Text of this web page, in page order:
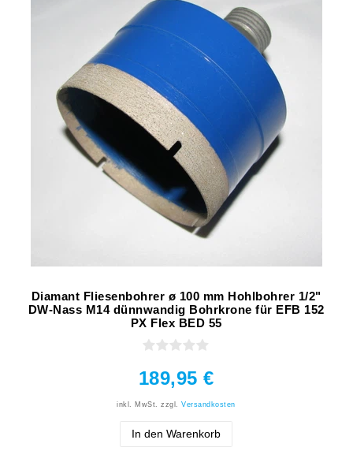
Diamant Fliesenbohrer ø 100 mm Hohlbohrer 1/2"
DW-Nass M14 dünnwandig Bohrkrone für EFB 152
PX Flex BED 55
189,95 €
inkl. MwSt. zzgl.Versandkosten
In den Warenkorb